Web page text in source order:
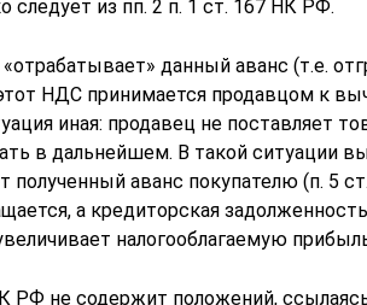
следует из пп. 2 п. 1 ст. 167 НК РФ.
данный аванс (т.е.
НДС принимается продавцом к
иная: продавец не поставляет
в дальнейшем. В такой ситуации
полученный аванс покупателю (п. 5
а кредиторская
налогооблагаемую
РФ не содержит положений,